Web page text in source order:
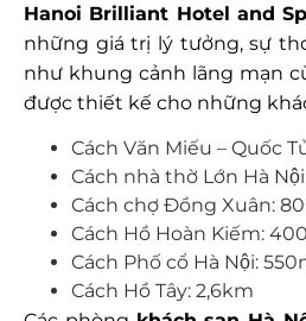
Hanoi Brilliant Hotel and
những giá trị lý tưởng, sự
như khung cảnh lãng mạn
được thiết kế cho những
Cách Văn Miếu – Quốc
Cách nhà thờ Lớn Hà
Cách chợ Đồng Xuân:
Cách Hồ Hoàn Kiếm:
Cách Phố cổ Hà Nội:
Cách Hồ Tây: 2,6km